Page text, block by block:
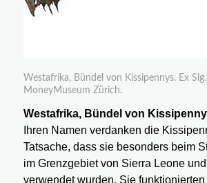
Westafrika, Bündel von Kissipennys. Ex
MoneyMuseum Zürich.
Westafrika, Bündel von
Ihren Namen verdanken die
Tatsache, dass sie besonders beim
im Grenzgebiet von Sierra Leone
verwendet wurden. Sie funktionierten